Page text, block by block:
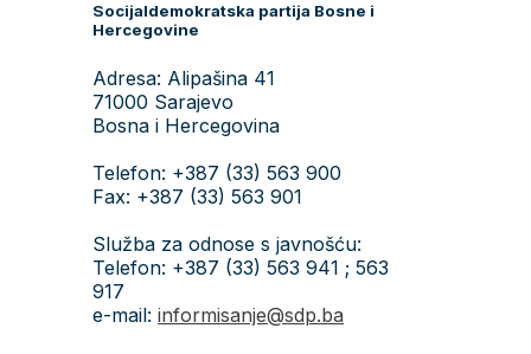
Socijaldemokratska partija Bosne i
Hercegovine
Adresa: Alipašina 41
71000 Sarajevo
Bosna i Hercegovina
Telefon: +387 (33) 563 900
Fax: +387 (33) 563 901
Služba za odnose s javnošću:
Telefon: +387 (33) 563 941 ; 563
917
e-mail: informisanje@sdp.ba